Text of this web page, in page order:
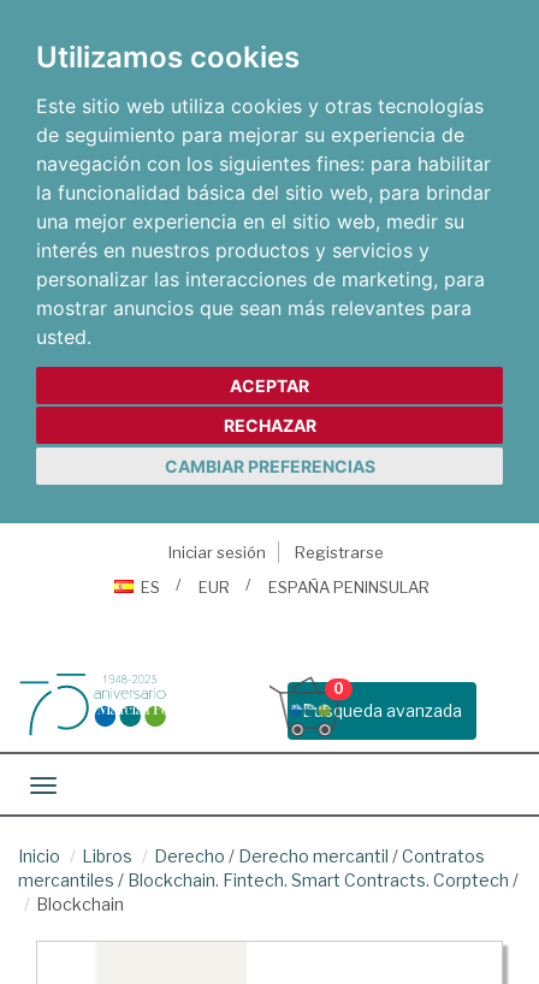
Utilizamos cookies
Este sitio web utiliza cookies y otras tecnologías
de seguimiento para mejorar su experiencia de
navegación con los siguientes fines: para habilitar
la funcionalidad básica del sitio web, para brindar
una mejor experiencia en el sitio web, medir su
interés en nuestros productos y servicios y
personalizar las interacciones de marketing, para
mostrar anuncios que sean más relevantes para
usted.
ACEPTAR
RECHAZAR
CAMBIAR PREFERENCIAS
Iniciar sesión
Registrarse
ES
EUR ESPAÑA PENINSULAR
Busqueda avanzada
0
Toggle navigation
Inicio Libros Derecho / Derecho mercantil /Contratos
mercantiles / Blockchain. Fintech. Smart Contracts. Corptech /
Blockchain